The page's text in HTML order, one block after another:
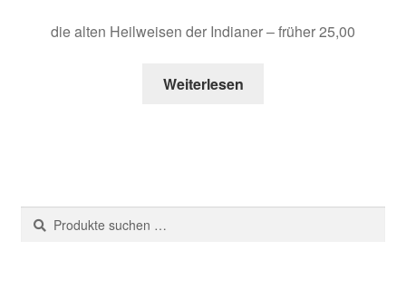
die alten Heilweisen der Indianer – früher 25,00
Weiterlesen
Suche
nach:
Suchen